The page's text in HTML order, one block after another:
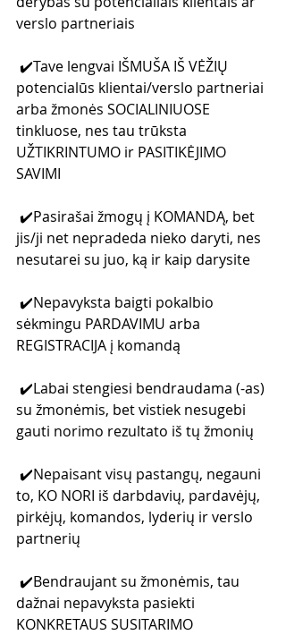
verslo partneriais
✔️Tave lengvai IŠMUŠA IŠ VĖŽIŲ
potencialūs klientai/verslo partneriai
arba žmonės SOCIALINIUOSE
tinkluose, nes tau trūksta
UŽTIKRINTUMO ir PASITIKĖJIMO
SAVIMI
✔️Pasirašai žmogų į KOMANDĄ, bet
jis/ji net nepradeda nieko daryti, nes
nesutarei su juo, ką ir kaip darysite
✔️Nepavyksta baigti pokalbio
sėkmingu PARDAVIMU arba
REGISTRACIJA į komandą
✔️Labai stengiesi bendraudama (-as)
su žmonėmis, bet vistiek nesugebi
gauti norimo rezultato iš tų žmonių
✔️Nepaisant visų pastangų, negauni
to, KO NORI iš darbdavių, pardavėjų,
pirkėjų, komandos, lyderių ir verslo
partnerių
✔️Bendraujant su žmonėmis, tau
dažnai nepavyksta pasiekti
KONKRETAUS SUSITARIMO